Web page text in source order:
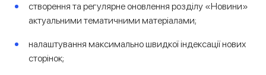
створення та регулярне оновлення розділу «Новини»
актуальними тематичними матеріалами;
налаштування максимально швидкої індексації нових
сторінок;